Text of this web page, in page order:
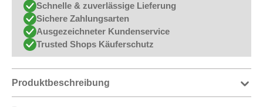
Schnelle & zuverlässige Lieferung
Sichere Zahlungsarten
Ausgezeichneter Kundenservice
Trusted Shops Käuferschutz
Produktbeschreibung